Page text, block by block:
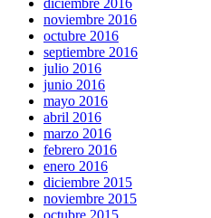
diciembre 2016
noviembre 2016
octubre 2016
septiembre 2016
julio 2016
junio 2016
mayo 2016
abril 2016
marzo 2016
febrero 2016
enero 2016
diciembre 2015
noviembre 2015
octubre 2015